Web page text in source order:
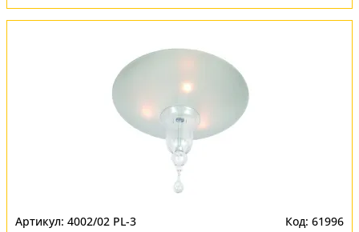
4002/02 PL-3 61996